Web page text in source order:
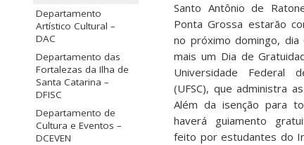
Departamento
Artístico Cultural –
DAC
Departamento das
Fortalezas da Ilha de
Santa Catarina –
DFISC
Departamento de
Cultura e Eventos –
DCEVEN
Santo Antônio de
Ponta Grossa estarão
no próximo domingo,
mais um Dia de
Universidade Federal
(UFSC), que administra
Além da isenção para
haverá guiamento
feito por estudantes do